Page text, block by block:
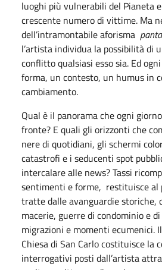
luoghi più vulnerabili del Pianeta
crescente numero di vittime. Ma
dell’intramontabile aforisma
l’artista individua la possibilità di
conflitto qualsiasi esso sia. Ed
forma, un contesto, un humus in
cambiamento.
Qual è il panorama che ogni
fronte? E quali gli orizzonti che
nere di quotidiani, gli schermi
catastrofi e i seducenti spot
intercalare alle news? Tassi
sentimenti e forme, restituisce al
tratte dalle avanguardie storiche,
macerie, guerre di condominio e
migrazioni e momenti ecumenici.
Chiesa di San Carlo costituisce la
interrogativi posti dall’artista